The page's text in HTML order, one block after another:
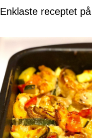
Enklaste receptet